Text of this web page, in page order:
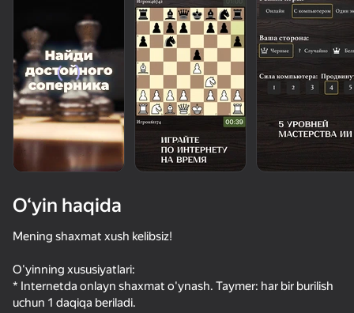
50+ top o‘yinlar, ularni o‘ynaydilar
hatto «o‘ynamaydigan» odamlar ham
Путь Пикселя
65
Чикз Стак
68
O‘yin haqida
Mening shaxmat xush kelibsiz!
O'yinning xususiyatlari:
* Internetda onlayn shaxmat o'ynash. Taymer: har bir burilish
uchun 1 daqiqa beriladi.